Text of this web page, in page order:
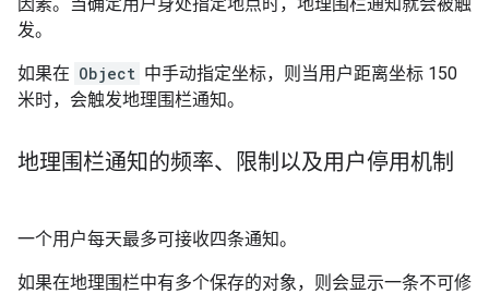
发。
如果在 Object 中手动指定坐标，则当用户距离坐标 150
米时，会触发地理围栏通知。
地理围栏通知的频率、限制以及用户停用机制
一个用户每天最多可接收四条通知。
如果在地理围栏中有多个保存的对象，则会显示一条不可修